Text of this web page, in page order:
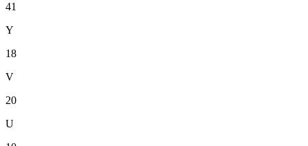
41
Y
18
V
20
U